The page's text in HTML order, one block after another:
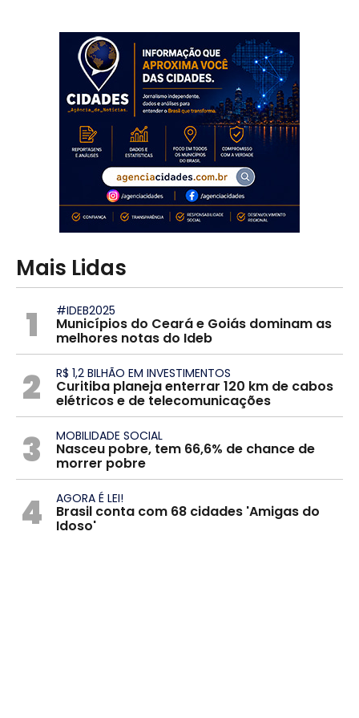
Mais Lidas
1 #IDEB2025
Municípios do Ceará e Goiás dominam as
melhores notas do Ideb
2 R$ 1,2 BILHÃO EM INVESTIMENTOS
Curitiba planeja enterrar 120 km de cabos
elétricos e de telecomunicações
3 MOBILIDADE SOCIAL
Nasceu pobre, tem 66,6% de chance de
morrer pobre
4 AGORA É LEI!
Brasil conta com 68 cidades 'Amigas do
Idoso'